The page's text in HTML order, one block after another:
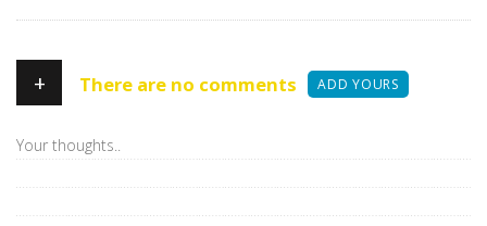
+ There are no comments ADD YOURS